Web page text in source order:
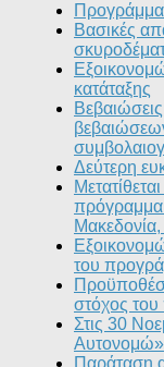
Βασικές
κατάταξης
Δεύτερη
του
στόχος
Στις 30
Αυτονομώ»
Παράταση